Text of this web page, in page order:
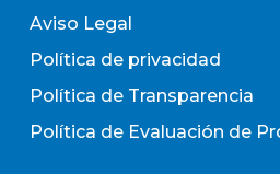
Aviso Legal
Política de privacidad
Política de Transparencia
Política de Evaluación de